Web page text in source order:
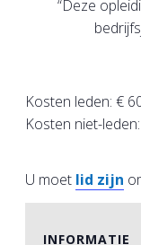
“Deze
Kosten leden: €
Kosten niet-
U moet lid zijn
INFORMATIE